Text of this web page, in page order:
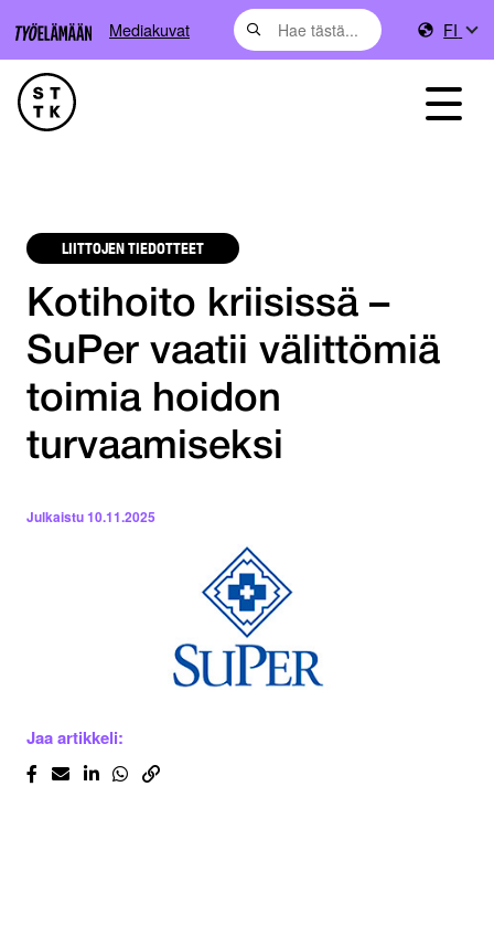
Mediakuvat FI
LIITTOJEN TIEDOTTEET
Kotihoito kriisissä –
SuPer vaatii välittömiä
toimia hoidon
turvaamiseksi
Julkaistu10.11.2025
Jaa artikkeli: